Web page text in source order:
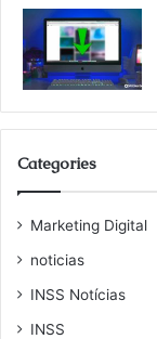
Categories
Marketing Digital
noticias
INSS Notícias
INSS